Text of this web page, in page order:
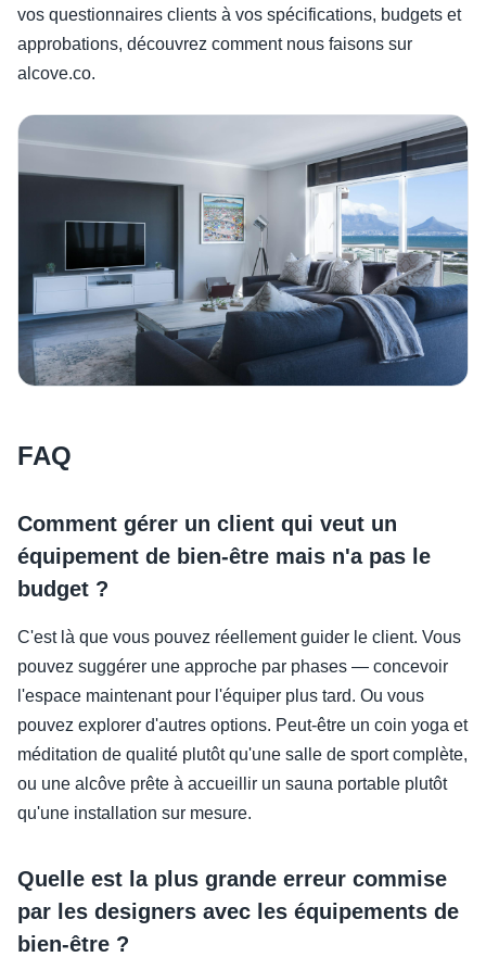
vos questionnaires clients à vos spécifications, budgets et
approbations, découvrez comment nous faisons sur
alcove.co.
FAQ
Comment gérer un client qui veut un
équipement de bien-être mais n'a pas le
budget ?
C'est là que vous pouvez réellement guider le client. Vous
pouvez suggérer une approche par phases — concevoir
l'espace maintenant pour l'équiper plus tard. Ou vous
pouvez explorer d'autres options. Peut-être un coin yoga et
méditation de qualité plutôt qu'une salle de sport complète,
ou une alcôve prête à accueillir un sauna portable plutôt
qu'une installation sur mesure.
Quelle est la plus grande erreur commise
par les designers avec les équipements de
bien-être ?